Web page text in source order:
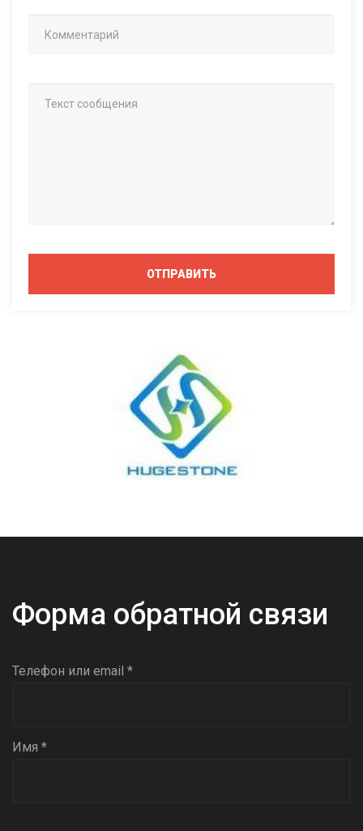
ОТПРАВИТЬ
Форма обратной связи
Телефон или email *
Имя *